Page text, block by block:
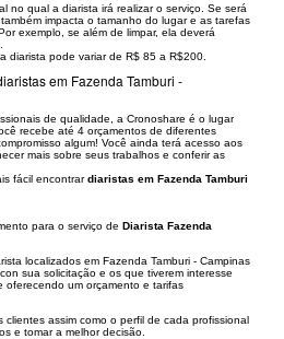
no qual a diarista irá realizar o serviço. Se será
impacta o tamanho do lugar e as tarefas
exemplo, se além de limpar, ela deverá
diarista pode variar de R$ 85 a R$200.
em Fazenda Tamburi -
de qualidade, a Cronoshare é o lugar
recebe até 4 orçamentos de diferentes
algum! Você ainda terá acesso aos
mais sobre seus trabalhos e conferir as
fácil encontrardiaristas em Fazenda Tamburi
para o serviço de Diarista Fazenda
localizados em Fazenda Tamburi - Campinas
sua solicitação e os que tiverem interesse
oferecendo um orçamento e tarifas
assim como o perfil de cada profissional
e tomar a melhor decisão.